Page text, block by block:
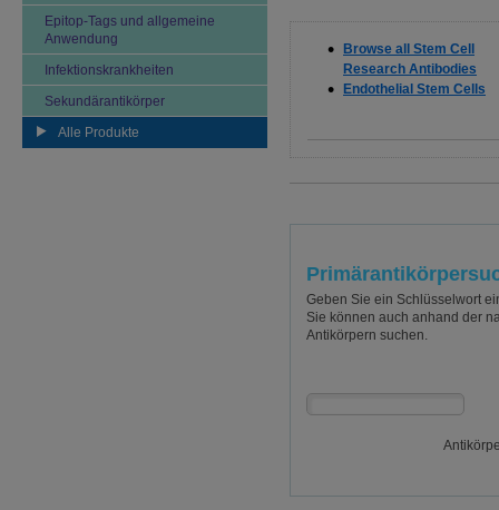
Epitop-Tags und allgemeine
Anwendung
Infektionskrankheiten
Sekundärantikörper
Alle Produkte
Browse all Stem Cell
Research Antibodies
Endothelial Stem Cells
Geben Sie ein Schlüsselwort
Sie können auch anhand der
Antikörpern suchen.